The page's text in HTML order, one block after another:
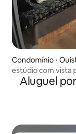
Condomínio ⋅
estúdio com vista
Aluguel